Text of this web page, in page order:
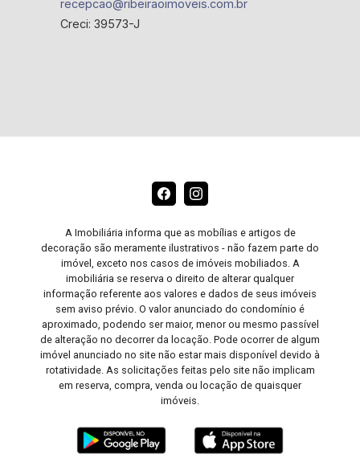
recepcao@ribeiraoimoveis.com.br
Creci: 39573-J
A Imobiliária informa que as mobílias e artigos de
decoração são meramente ilustrativos - não fazem parte do
imóvel, exceto nos casos de imóveis mobiliados. A
imobiliária se reserva o direito de alterar qualquer
informação referente aos valores e dados de seus imóveis
sem aviso prévio. O valor anunciado do condomínio é
aproximado, podendo ser maior, menor ou mesmo passível
de alteração no decorrer da locação. Pode ocorrer de algum
imóvel anunciado no site não estar mais disponível devido à
rotatividade. As solicitações feitas pelo site não implicam
em reserva, compra, venda ou locação de quaisquer
imóveis.